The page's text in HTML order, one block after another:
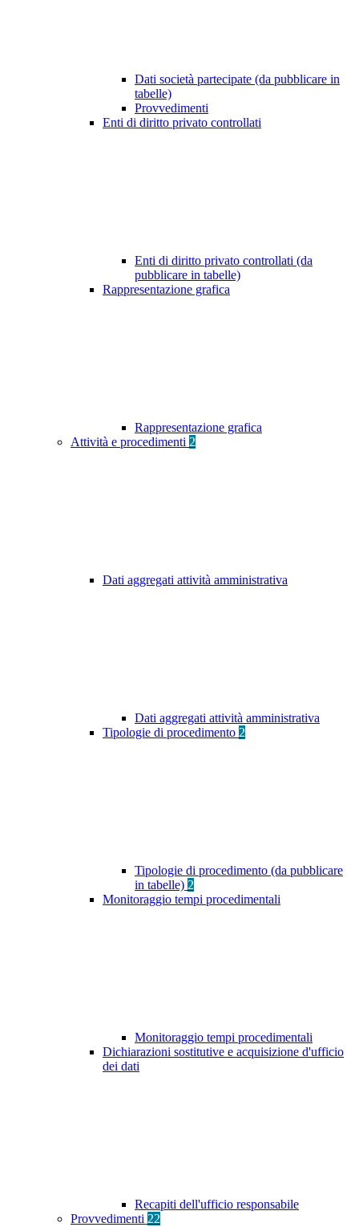
Dati società partecipate (da pubblicare in
tabelle)
Provvedimenti
Enti di diritto privato controllati
Enti di diritto privato controllati (da
pubblicare in tabelle)
Rappresentazione grafica
Rappresentazione grafica
Attività e procedimenti 2
Dati aggregati attività amministrativa
Dati aggregati attività amministrativa
Tipologie di procedimento 2
Tipologie di procedimento (da pubblicare
in tabelle) 2
Monitoraggio tempi procedimentali
Monitoraggio tempi procedimentali
Dichiarazioni sostitutive e acquisizione d'ufficio
dei dati
Recapiti dell'ufficio responsabile
Provvedimenti 22